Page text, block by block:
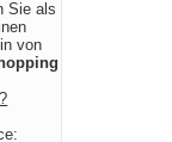
Sie als
von